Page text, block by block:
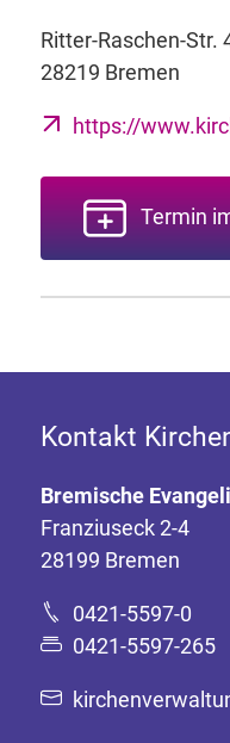
Ritter-Raschen-Str.
28219 Bremen
https://
Termin
Kontakt
Bremische
Franziuseck 2-4
28199 Bremen
0421-5597-0
0421-5597-265